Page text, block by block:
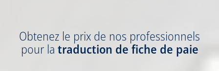
Obtenez le prix de nos professionnels
pour la traduction de fiche de paie